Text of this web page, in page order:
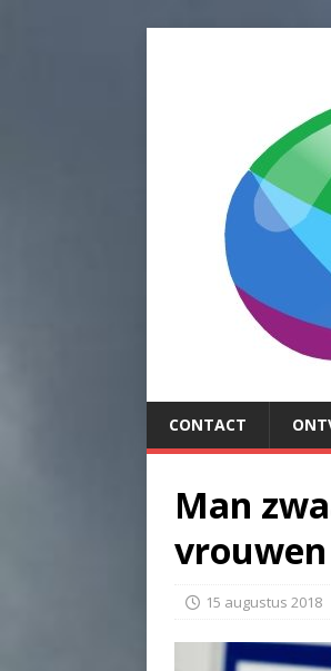
CONTACT
Man
vrouwen
15 augustus 2018